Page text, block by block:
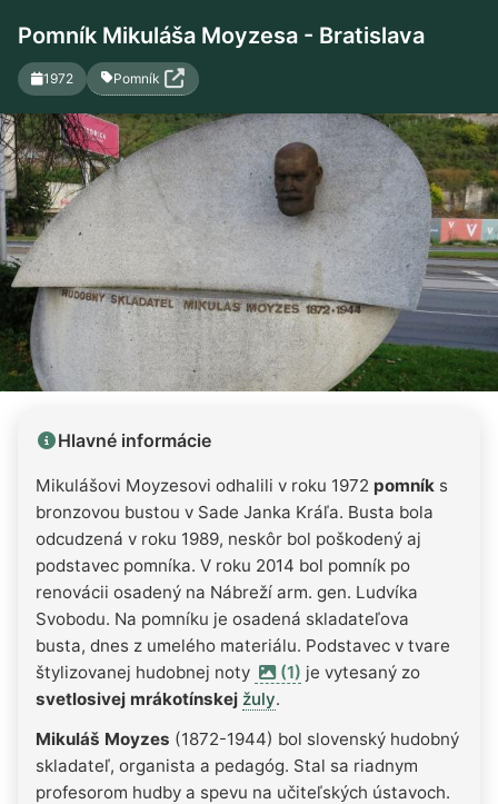
Pomník Mikuláša Moyzesa - Bratislava
1972 Pomník
Hlavné informácie
Mikulášovi Moyzesovi odhalili v roku 1972 pomník s
bronzovou bustou v Sade Janka Kráľa. Busta bola
odcudzená v roku 1989, neskôr bol poškodený aj
podstavec pomníka. V roku 2014 bol pomník po
renovácii osadený na Nábreží arm. gen. Ludvíka
Svobodu. Na pomníku je osadená skladateľova
busta, dnes z umelého materiálu. Podstavec v tvare
štylizovanej hudobnej noty
(1) je vytesaný zo
svetlosivej mrákotínskej žuly.
Mikuláš Moyzes (1872-1944) bol slovenský hudobný
skladateľ, organista a pedagóg. Stal sa riadnym
profesorom hudby a spevu na učiteľských ústavoch.